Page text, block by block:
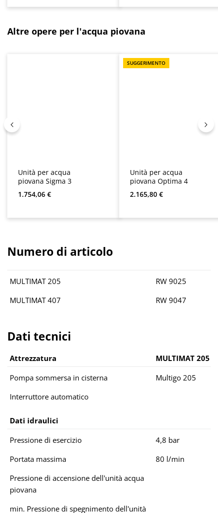
AspriPlus
separazione
Salta la galleria dei prodotti
Altre opere per l'acqua piovana
Unità per acqua
piovana Sigma 3
Prezzo normale:
1.754,06 €
SUGGERIMENTO
Unità per acqua
piovana Optima 4
Prezzo normale:
2.165,80 €
Numero di articolo
MULTIMAT 205
RW 9025
MULTIMAT 407
RW 9047
Dati tecnici
Attrezzatura
MULTIMAT 205
Pompa sommersa in cisterna
Multigo 205
Interruttore automatico
Dati idraulici
Pressione di esercizio
4,8 bar
Portata massima
80 l/min
Pressione di accensione dell'unità acqua
piovana
min. Pressione di spegnimento dell'unità